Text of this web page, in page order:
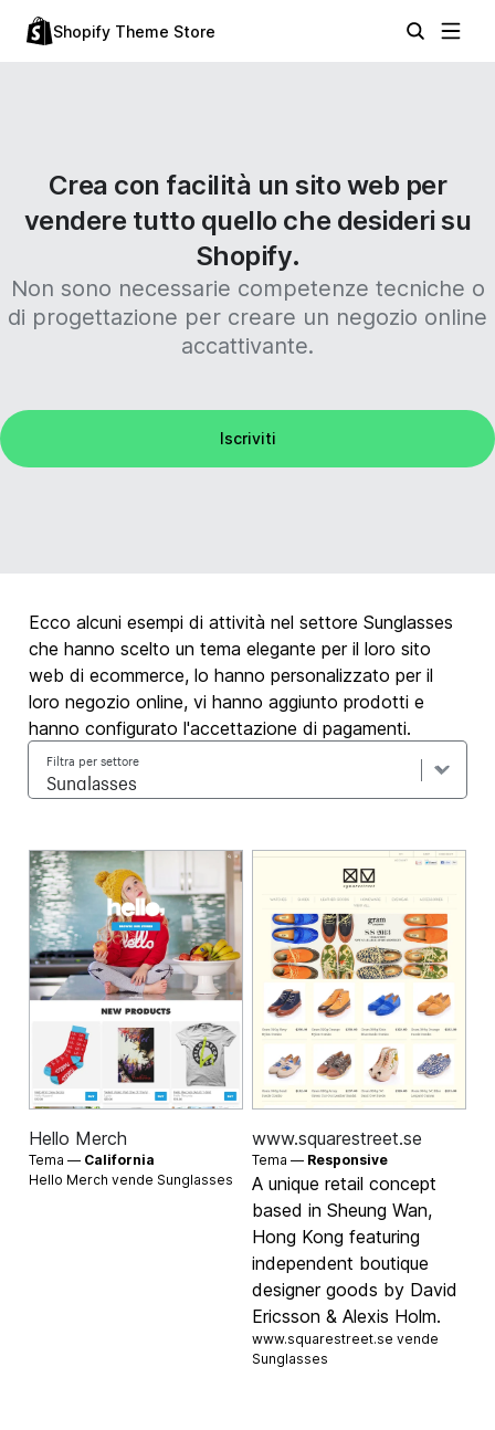
Shopify Theme Store
Crea con facilità un sito web per
vendere tutto quello che desideri su
Shopify.
Non sono necessarie competenze tecniche o
di progettazione per creare un negozio online
accattivante.
Iscriviti
Ecco alcuni esempi di attività nel settore Sunglasses
che hanno scelto un tema elegante per il loro sito
web di ecommerce, lo hanno personalizzato per il
loro negozio online, vi hanno aggiunto prodotti e
hanno configurato l'accettazione di pagamenti.
Filtra per settore
Hello Merch
Tema — California
Hello Merch vende Sunglasses
www.squarestreet.se
Tema — Responsive
A unique retail concept
based in Sheung Wan,
Hong Kong featuring
independent boutique
designer goods by David
Ericsson & Alexis Holm.
www.squarestreet.se vende
Sunglasses